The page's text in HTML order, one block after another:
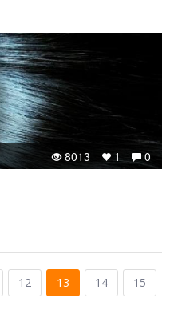
0
1
8013
12 13 14
15